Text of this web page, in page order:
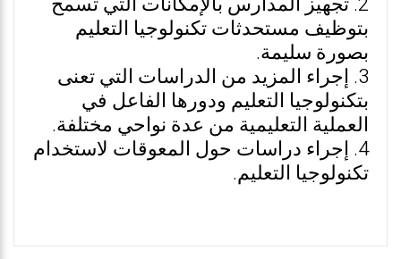
بتوظيف مستحدثات تكنولوجيا التعليم
بصورة سليمة.
3. إجراء المزيد من الدراسات التي تعنى
بتكنولوجيا التعليم ودورها الفاعل في
العملية التعليمية من عدة نواحي مختلفة.
4. إجراء دراسات حول المعوقات لاستخدام
تكنولوجيا التعليم.